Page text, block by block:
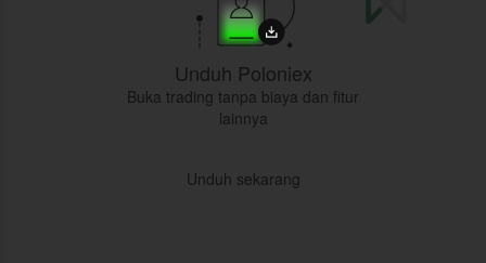
Unduh Poloniex
Buka trading tanpa biaya dan fitur
lainnya
Unduh sekarang